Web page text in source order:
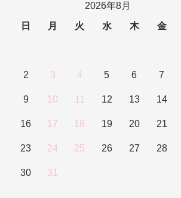
2026年8月
日
月 火 水 木 金
2 3 4 5 6 7
9 10 11 12 13 14
16 17 18 19 20 21
23 24 25 26 27 28
30 31